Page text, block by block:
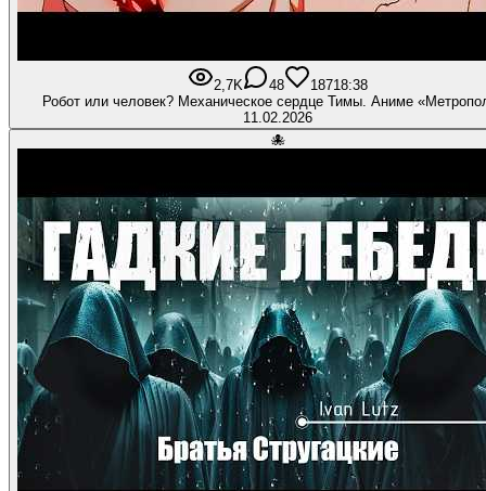
2,7K 48 18718:38
Робот или человек? Механическое сердце Тимы. Аниме
11.02.2026
🐙